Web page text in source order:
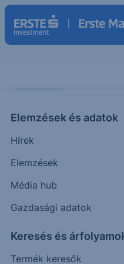
Elemzések és adatok
Hírek
Elemzések
Média hub
Gazdasági adatok
Keresés és
Termék keresők
(körülbelül 81 milliárd
idei harmadik